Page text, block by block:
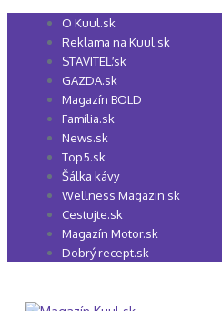
Preskočiť
O Kuul.sk
Reklama na Kuul.sk
STAVITEĽ.sk
GAZDA.sk
Magazín BOLD
Família.sk
News.sk
Top5.sk
Šálka kávy
Wellness Magazin.sk
Cestujte.sk
Magazín Motor.sk
Dobrý recept.sk